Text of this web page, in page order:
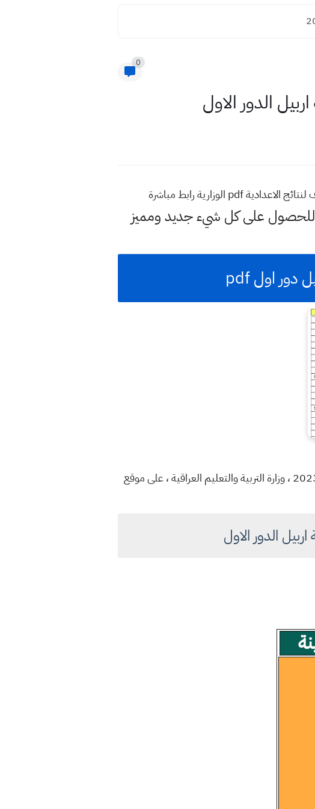
0
للحصول على كل شيء جديد ومميز
أعلنت وزارة التربية العراقية نتائج الامتحانات الصباحي والخارجية السادس الاحيائي الدور الاول 2023 ، وزارة التربية والتعليم العراقية ، على موقع